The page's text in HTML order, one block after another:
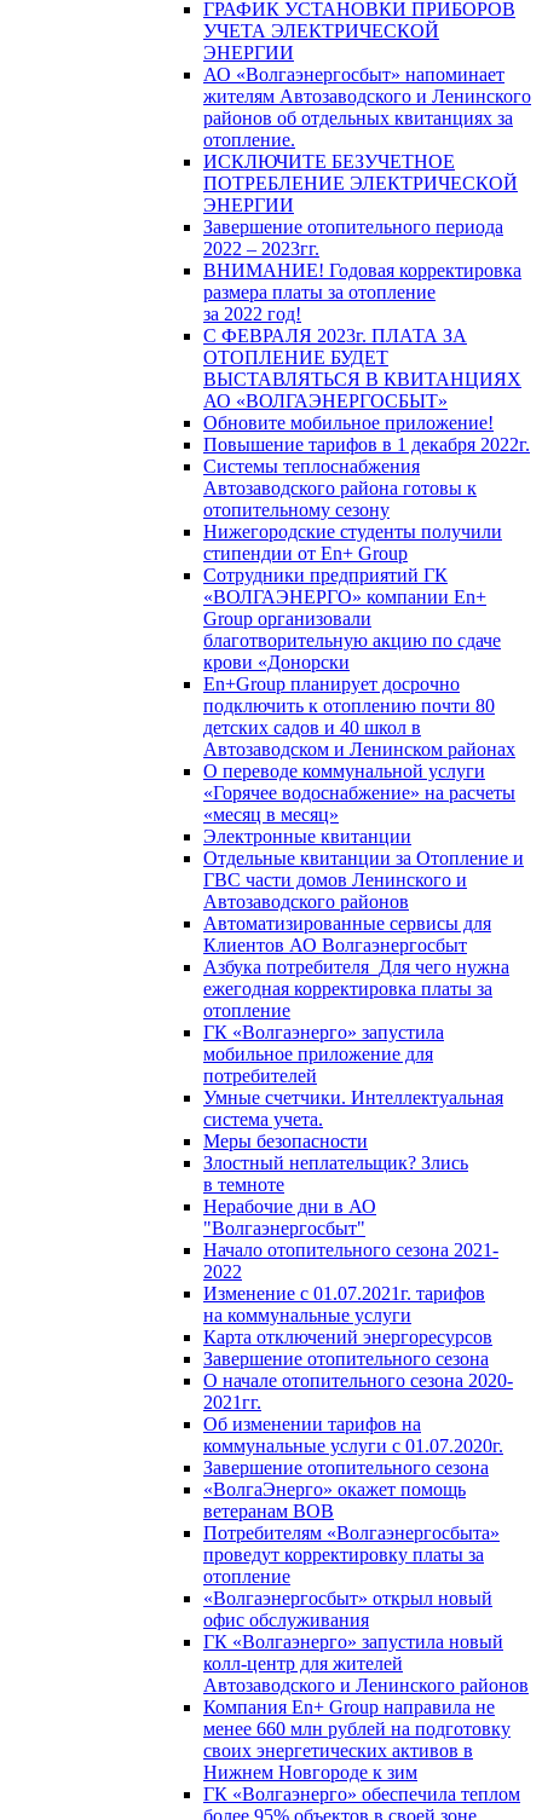
ГРАФИК УСТАНОВКИ ПРИБОРОВ
УЧЕТА ЭЛЕКТРИЧЕСКОЙ
ЭНЕРГИИ
АО «Волгаэнергосбыт» напоминает
жителям Автозаводского и Ленинского
районов об отдельных квитанциях за
отопление.
ИСКЛЮЧИТЕ БЕЗУЧЕТНОЕ
ПОТРЕБЛЕНИЕ ЭЛЕКТРИЧЕСКОЙ
ЭНЕРГИИ
Завершение отопительного периода
2022 – 2023гг.
ВНИМАНИЕ! Годовая корректировка
размера платы за отопление
за 2022 год!
С ФЕВРАЛЯ 2023г. ПЛАТА ЗА
ОТОПЛЕНИЕ БУДЕТ
ВЫСТАВЛЯТЬСЯ В КВИТАНЦИЯХ
АО «ВОЛГАЭНЕРГОСБЫТ»
Обновите мобильное приложение!
Повышение тарифов в 1 декабря 2022г.
Системы теплоснабжения
Автозаводского района готовы к
отопительному сезону
Нижегородские студенты получили
стипендии от En+ Group
Сотрудники предприятий ГК
«ВОЛГАЭНЕРГО» компании En+
Group организовали
благотворительную акцию по сдаче
крови «Донорски
En+Group планирует досрочно
подключить к отоплению почти 80
детских садов и 40 школ в
Автозаводском и Ленинском районах
О переводе коммунальной услуги
«Горячее водоснабжение» на расчеты
«месяц в месяц»
Электронные квитанции
Отдельные квитанции за Отопление и
ГВС части домов Ленинского и
Автозаводского районов
Автоматизированные сервисы для
Клиентов АО Волгаэнергосбыт
Азбука потребителя_Для чего нужна
ежегодная корректировка платы за
отопление
ГК «Волгаэнерго» запустила
мобильное приложение для
потребителей
Умные счетчики. Интеллектуальная
система учета.
Меры безопасности
Злостный неплательщик? Злись
в темноте
Нерабочие дни в АО
"Волгаэнергосбыт"
Начало отопительного сезона 2021-
2022
Изменение с 01.07.2021г. тарифов
на коммунальные услуги
Карта отключений энергоресурсов
Завершение отопительного сезона
О начале отопительного сезона 2020-
2021гг.
Об изменении тарифов на
коммунальные услуги с 01.07.2020г.
Завершение отопительного сезона
«ВолгаЭнерго» окажет помощь
ветеранам ВОВ
Потребителям «Волгаэнергосбыта»
проведут корректировку платы за
отопление
«Волгаэнергосбыт» открыл новый
офис обслуживания
ГК «Волгаэнерго» запустила новый
колл-центр для жителей
Автозаводского и Ленинского районов
Компания En+ Group направила не
менее 660 млн рублей на подготовку
своих энергетических активов в
Нижнем Новгороде к зим
ГК «Волгаэнерго» обеспечила теплом